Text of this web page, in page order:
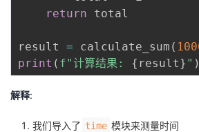
return total
result = calculate_sum (
print ( f"计算结果: { result} " )
解释:
我们导入了 time 模块来测量时间